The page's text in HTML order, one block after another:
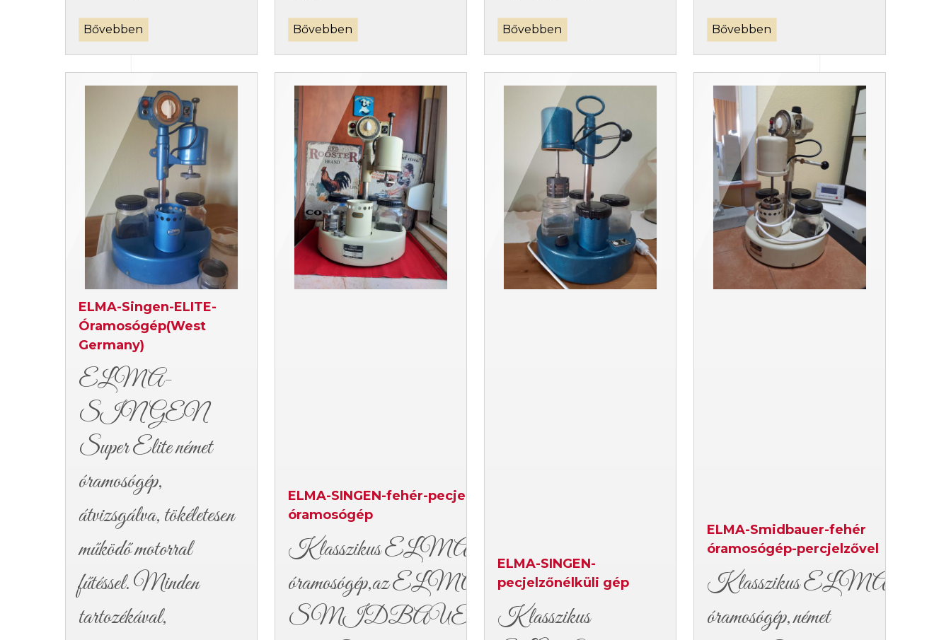
Bővebben Bővebben Bővebben Bővebben
ELMA-Singen-ELITE-
Óramosógép(West
Germany)
ELMA-
SINGEN
Super Elite német
óramosógép,
átvizsgálva, tökéletesen
működő motorral
fűtéssel. Minden
tartozékával,
ELMA-SINGEN-fehér-pecjelzős
óramosógép
Klasszikus ELMA
óramosógép,az ELMA-
SMIDBAUER
ELMA-SINGEN-
pecjelzőnélküli gép
Klasszikus
ELMA-Smidbauer-fehér
óramosógép-percjelzővel
Klasszikus ELMA
óramosógép,német